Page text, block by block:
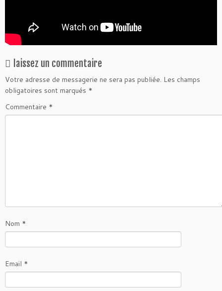
laissez un commentaire
Votre adresse de messagerie ne sera pas publiée. Les champs
obligatoires sont marqués *
Commentaire *
Nom *
Email *